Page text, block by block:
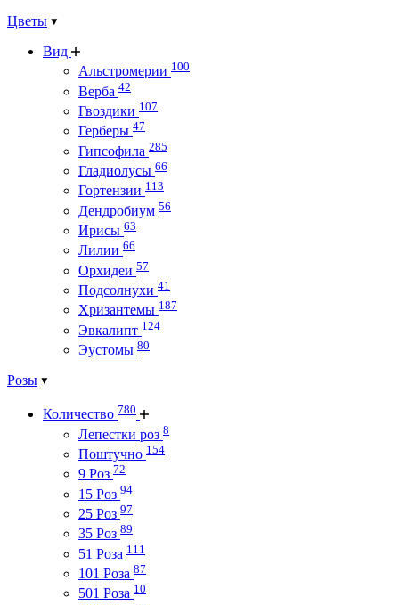
Цветы
Вид
Альстромерии 100
Верба 42
Гвоздики 107
Герберы 47
Гипсофила 285
Гладиолусы 66
Гортензии 113
Дендробиум 56
Ирисы 63
Лилии 66
Орхидеи 57
Подсолнухи 41
Хризантемы 187
Эвкалипт 124
Эустомы 80
Розы
Количество 780
Лепестки роз 8
Поштучно 154
9 Роз 72
15 Роз 94
25 Роз 97
35 Роз 89
51 Роза 111
101 Роза 87
501 Роза 10